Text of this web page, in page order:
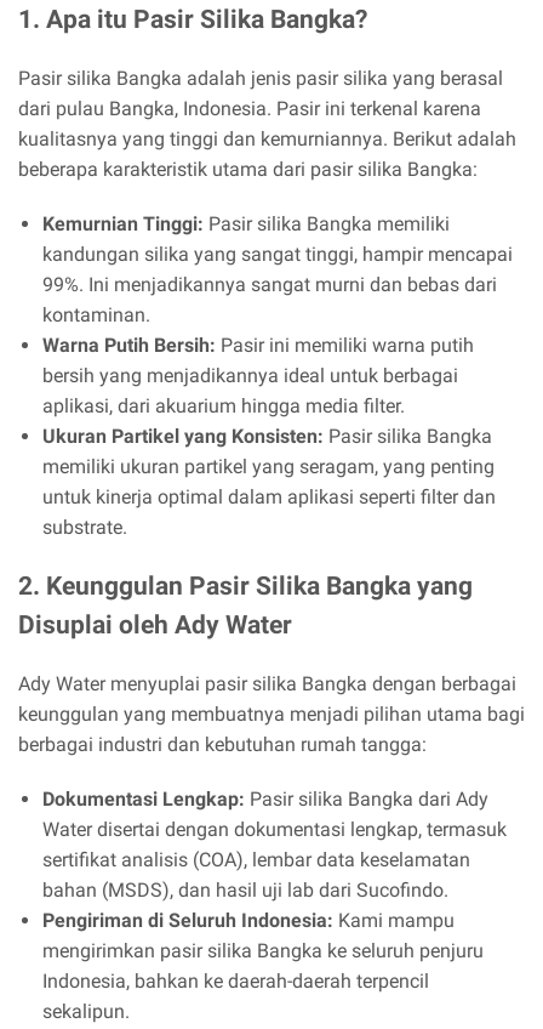
1. Apa itu Pasir Silika Bangka?
Pasir silika Bangka adalah jenis pasir silika yang berasal
dari pulau Bangka, Indonesia. Pasir ini terkenal karena
kualitasnya yang tinggi dan kemurniannya. Berikut adalah
beberapa karakteristik utama dari pasir silika Bangka:
Kemurnian Tinggi: Pasir silika Bangka memiliki
kandungan silika yang sangat tinggi, hampir mencapai
99%. Ini menjadikannya sangat murni dan bebas dari
kontaminan.
Warna Putih Bersih: Pasir ini memiliki warna putih
bersih yang menjadikannya ideal untuk berbagai
aplikasi, dari akuarium hingga media filter.
Ukuran Partikel yang Konsisten: Pasir silika Bangka
memiliki ukuran partikel yang seragam, yang penting
untuk kinerja optimal dalam aplikasi seperti filter dan
substrate.
2. Keunggulan Pasir Silika Bangka yang
Disuplai oleh Ady Water
Ady Water menyuplai pasir silika Bangka dengan berbagai
keunggulan yang membuatnya menjadi pilihan utama bagi
berbagai industri dan kebutuhan rumah tangga:
Dokumentasi Lengkap: Pasir silika Bangka dari Ady
Water disertai dengan dokumentasi lengkap, termasuk
sertifikat analisis (COA), lembar data keselamatan
bahan (MSDS), dan hasil uji lab dari Sucofindo.
Pengiriman di Seluruh Indonesia: Kami mampu
mengirimkan pasir silika Bangka ke seluruh penjuru
Indonesia, bahkan ke daerah-daerah terpencil
sekalipun.